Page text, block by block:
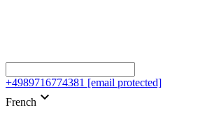
+4989716774381 [email protected]
French keyboard_arrow_down